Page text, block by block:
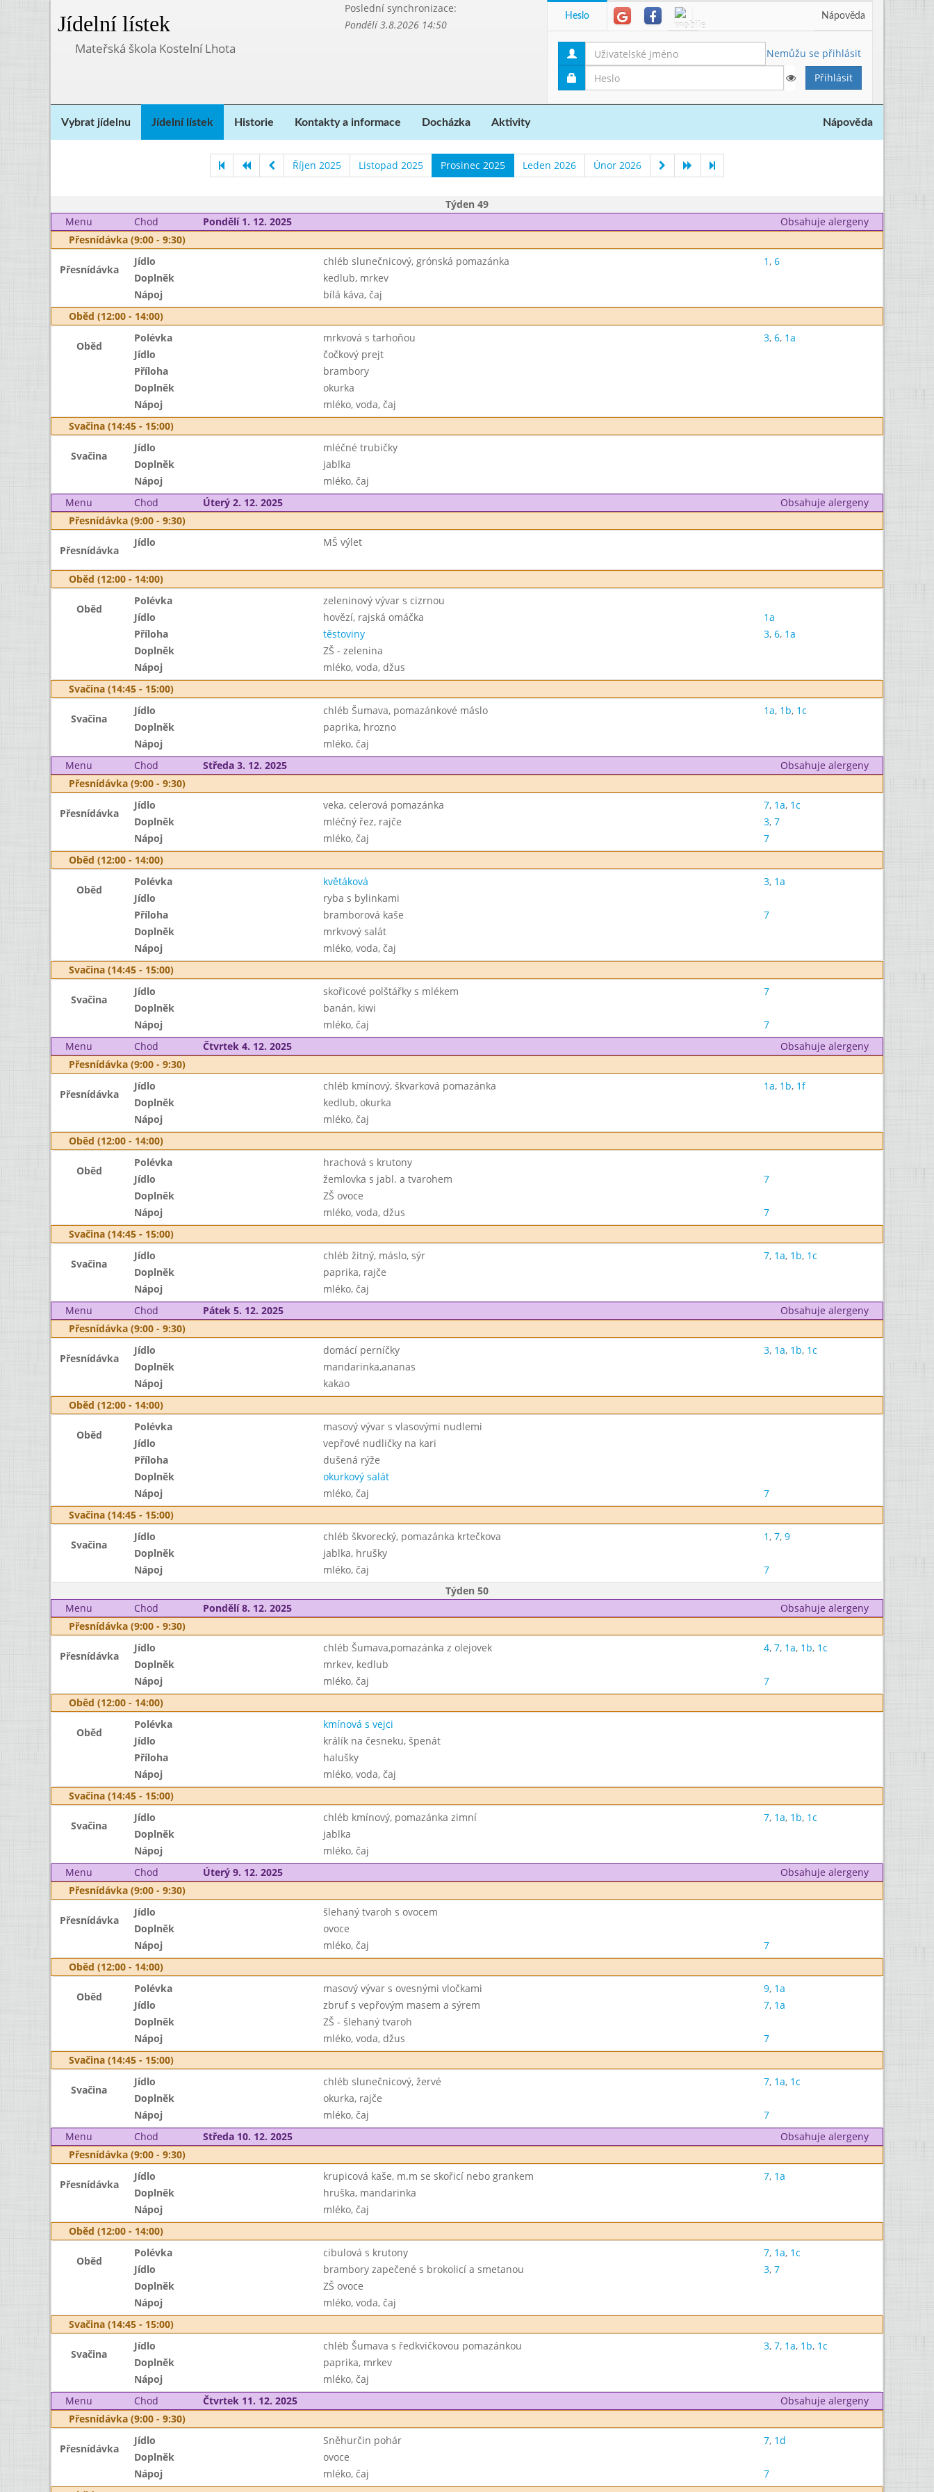
Jídelní lístek
Poslední synchronizace:
Pondělí 3.8.2026 14:50
Mateřská škola Kostelní Lhota
Heslo Nápověda
Nemůžu se přihlásit
Vybrat jídelnu Jídelní lístek Historie Kontakty a informace Docházka Aktivity Nápověda
Říjen 2025 Listopad 2025 Prosinec 2025 Leden 2026 Únor 2026
Týden 49
Menu
Chod Pondělí 1. 12. 2025
Obsahuje alergeny
Přesnídávka (9:00 - 9:30)
Přesnídávka
Jídlo chléb slunečnicový, grónská pomazánka 1, 6
Doplněk
kedlub, mrkev
Nápoj
bílá káva, čaj
Oběd (12:00 - 14:00)
Oběd
Polévka mrkvová s tarhoňou 3, 6, 1a
Jídlo
čočkový prejt
Příloha
brambory
Doplněk
okurka
Nápoj
mléko, voda, čaj
Svačina (14:45 - 15:00)
Svačina
Jídlo
mléčné trubičky
Doplněk
jablka
Nápoj
mléko, čaj
Menu
Chod Úterý 2. 12. 2025
Obsahuje alergeny
Přesnídávka (9:00 - 9:30)
Přesnídávka
Jídlo MŠ výlet
Oběd (12:00 - 14:00)
Oběd
Polévka
zeleninový vývar s cizrnou
Jídlo
hovězí, rajská omáčka
1a
Příloha
těstoviny 3, 6, 1a
Doplněk
ZŠ - zelenina
Nápoj
mléko, voda, džus
Svačina (14:45 - 15:00)
Svačina
Jídlo chléb Šumava, pomazánkové máslo 1a, 1b, 1c
Doplněk
paprika, hrozno
Nápoj
mléko, čaj
Menu
Chod Středa 3. 12. 2025
Obsahuje alergeny
Přesnídávka (9:00 - 9:30)
Přesnídávka
Jídlo veka, celerová pomazánka 7, 1a, 1c
Doplněk
mléčný řez, rajče 3, 7
Nápoj
mléko, čaj
7
Oběd (12:00 - 14:00)
Oběd
Polévka květáková 3, 1a
Jídlo
ryba s bylinkami
Příloha
bramborová kaše
7
Doplněk
mrkvový salát
Nápoj
mléko, voda, čaj
Svačina (14:45 - 15:00)
Svačina
Jídlo skořicové polštářky s mlékem
7
Doplněk
banán, kiwi
Nápoj
mléko, čaj
7
Menu
Chod Čtvrtek 4. 12. 2025
Obsahuje alergeny
Přesnídávka (9:00 - 9:30)
Přesnídávka
Jídlo chléb kmínový, škvarková pomazánka 1a, 1b, 1f
Doplněk
kedlub, okurka
Nápoj
mléko, čaj
Oběd (12:00 - 14:00)
Oběd
Polévka
hrachová s krutony
Jídlo
žemlovka s jabl. a tvarohem
7
Doplněk
ZŠ ovoce
Nápoj
mléko, voda, džus
7
Svačina (14:45 - 15:00)
Svačina
Jídlo chléb žitný, máslo, sýr 7, 1a, 1b, 1c
Doplněk
paprika, rajče
Nápoj
mléko, čaj
Menu
Chod Pátek 5. 12. 2025
Obsahuje alergeny
Přesnídávka (9:00 - 9:30)
Přesnídávka
Jídlo domácí perníčky 3, 1a, 1b, 1c
Doplněk
mandarinka,ananas
Nápoj
kakao
Oběd (12:00 - 14:00)
Oběd
Polévka
masový vývar s vlasovými nudlemi
Jídlo
vepřové nudličky na kari
Příloha
dušená rýže
Doplněk
okurkový salát
Nápoj
mléko, čaj
7
Svačina (14:45 - 15:00)
Svačina
Jídlo chléb škvorecký, pomazánka krtečkova 1, 7, 9
Doplněk
jablka, hrušky
Nápoj
mléko, čaj
7
Týden 50
Menu
Chod Pondělí 8. 12. 2025
Obsahuje alergeny
Přesnídávka (9:00 - 9:30)
Přesnídávka
Jídlo chléb Šumava,pomazánka z olejovek 4, 7, 1a, 1b, 1c
Doplněk
mrkev, kedlub
Nápoj
mléko, čaj
7
Oběd (12:00 - 14:00)
Oběd
Polévka
kmínová s vejci
Jídlo
králík na česneku, špenát
Příloha
halušky
Nápoj
mléko, voda, čaj
Svačina (14:45 - 15:00)
Svačina
Jídlo chléb kmínový, pomazánka zimní 7, 1a, 1b, 1c
Doplněk
jablka
Nápoj
mléko, čaj
Menu
Chod Úterý 9. 12. 2025
Obsahuje alergeny
Přesnídávka (9:00 - 9:30)
Přesnídávka
Jídlo
šlehaný tvaroh s ovocem
Doplněk
ovoce
Nápoj
mléko, čaj
7
Oběd (12:00 - 14:00)
Oběd
Polévka masový vývar s ovesnými vločkami 9, 1a
Jídlo
zbruf s vepřovým masem a sýrem 7, 1a
Doplněk
ZŠ - šlehaný tvaroh
Nápoj
mléko, voda, džus
7
Svačina (14:45 - 15:00)
Svačina
Jídlo chléb slunečnicový, žervé 7, 1a, 1c
Doplněk
okurka, rajče
Nápoj
mléko, čaj
7
Menu
Chod Středa 10. 12. 2025
Obsahuje alergeny
Přesnídávka (9:00 - 9:30)
Přesnídávka
Jídlo krupicová kaše, m.m se skořicí nebo grankem 7, 1a
Doplněk
hruška, mandarinka
Nápoj
mléko, čaj
Oběd (12:00 - 14:00)
Oběd
Polévka cibulová s krutony 7, 1a, 1c
Jídlo
brambory zapečené s brokolicí a smetanou 3, 7
Doplněk
ZŠ ovoce
Nápoj
mléko, voda, čaj
Svačina (14:45 - 15:00)
Svačina
Jídlo chléb Šumava s ředkvičkovou pomazánkou 3, 7, 1a, 1b, 1c
Doplněk
paprika, mrkev
Nápoj
mléko, čaj
Menu
Chod Čtvrtek 11. 12. 2025
Obsahuje alergeny
Přesnídávka (9:00 - 9:30)
Přesnídávka
Jídlo Sněhurčin pohár 7, 1d
Doplněk
ovoce
Nápoj
mléko, čaj
7